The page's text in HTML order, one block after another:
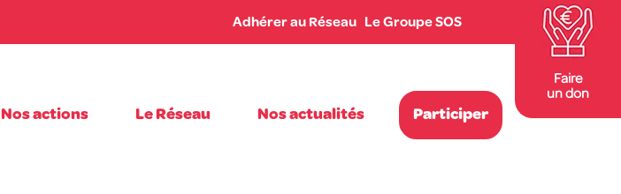
Adhérer au Réseau Le Groupe SOS
Faire
un don
Nos actions Le Réseau Nos actualités Participer